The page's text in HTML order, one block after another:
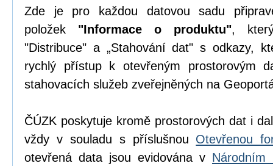
Zde je pro každou datovou sadu
položek "Informace o produktu",
"Distribuce" a „Stahování dat" s odkazy,
rychlý přístup k otevřeným prostorovým
stahovacích služeb zveřejněných na
ČÚZK poskytuje kromě prostorových dat i
vždy v souladu s příslušnou Otevřenou
otevřená data jsou evidována v Národním